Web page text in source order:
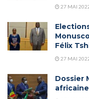
27 MAI
Félix
27 MAI
Dossier